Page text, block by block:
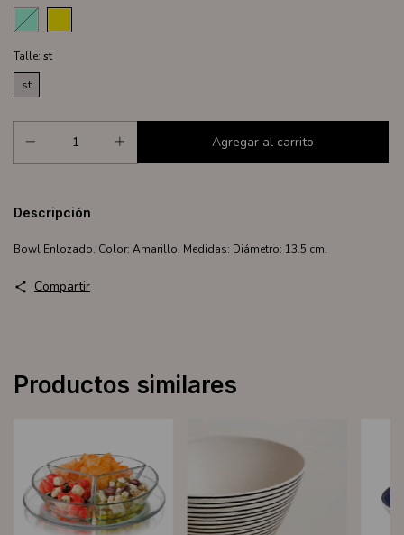
Talle: st
st
Descripción
Bowl Enlozado. Color: Amarillo. Medidas: Diámetro: 13.5 cm.
Compartir
Productos similares